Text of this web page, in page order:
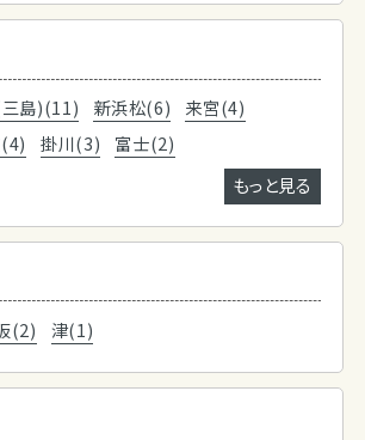
島)(11) 新浜松(6)
来宮(4)
掛川(3)
富士(2)
もっと見る
(2) 津(1)